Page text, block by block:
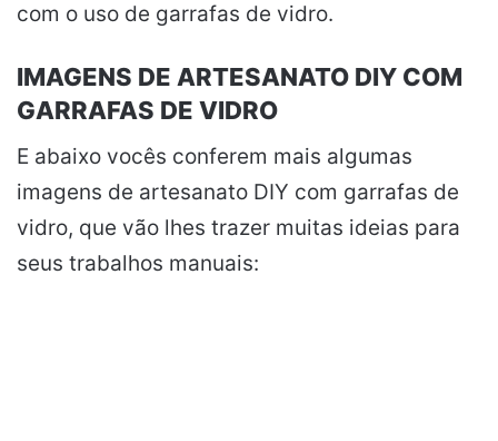
com o uso de garrafas de vidro.
IMAGENS DE ARTESANATO DIY COM
GARRAFAS DE VIDRO
E abaixo vocês conferem mais algumas
imagens de artesanato DIY com garrafas de
vidro, que vão lhes trazer muitas ideias para
seus trabalhos manuais: